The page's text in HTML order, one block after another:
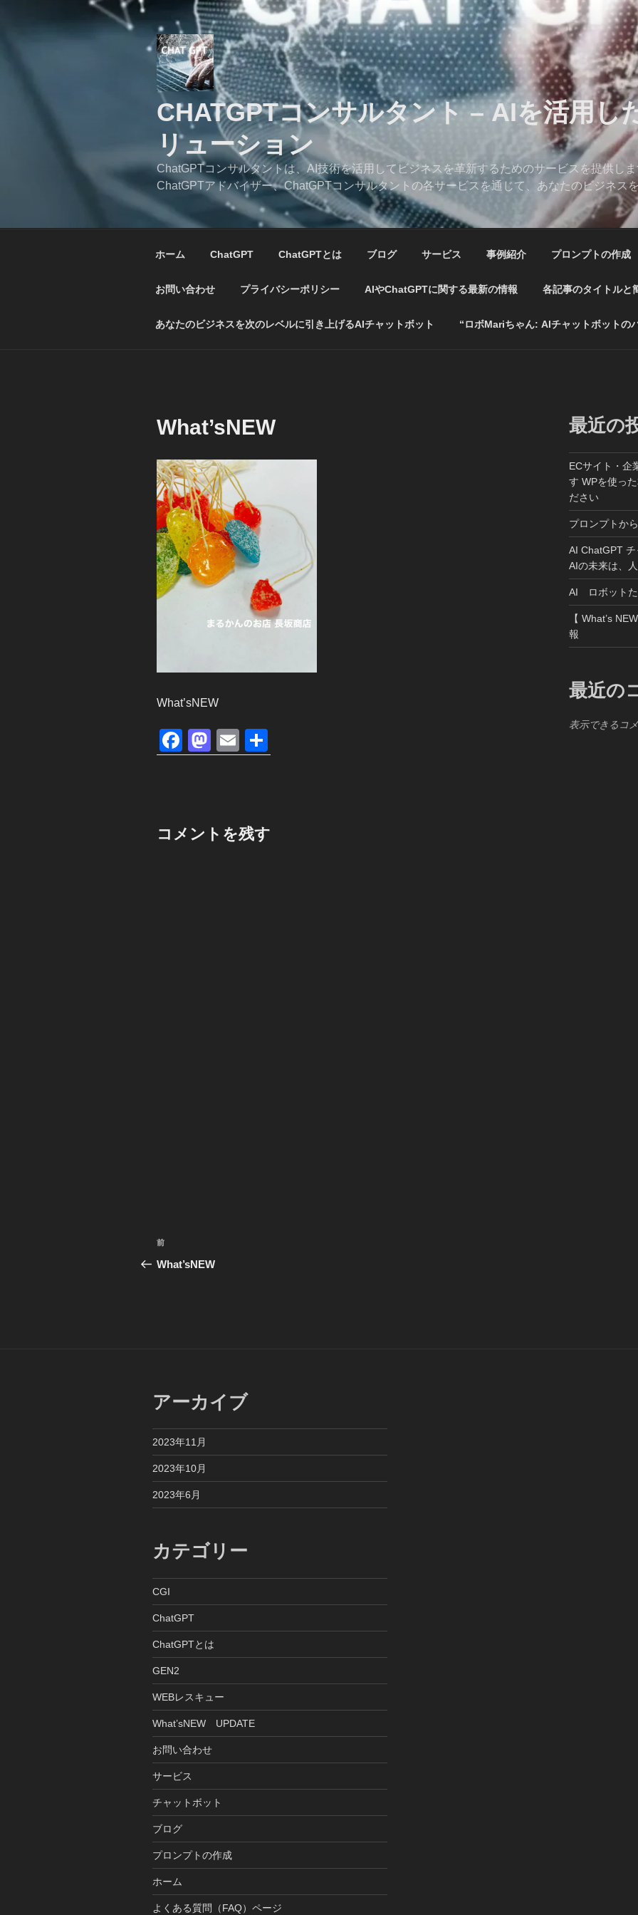
CHATGPTコンサルタント – AIを活用し
リューション
ChatGPTコンサルタントは、AI技術を活用してビジネスを革新するためのサービスを提供しま
ChatGPTアドバイザー、ChatGPTコンサルタントの各サービスを通じて、あなたのビジネス
ホーム ChatGPT ChatGPTとは ブログ サービス 事例紹介 プロンプトの作成
お問い合わせ プライバシーポリシー AIやChatGPTに関する最新の情報 各記事のタイトルと
あなたのビジネスを次のレベルに引き上げるAIチャットボット “ロボMariちゃん: AIチャットボットの
What’sNEW
What’sNEW
F
a
b
M
a
d
E
m 有
コメントを残す
投
稿
シ
ョ
ン
前
の
前
What’sNEW
最近の
ECサイト・企
す WPを使っ
ださい
プロンプトか
AI ChatGPT
AIの未来は、
AI ロボットた
【 What’s
報
最近の
表示できるコ
アーカイブ
2023年11月
2023年10月
2023年6月
カテゴリー
CGI
ChatGPT
ChatGPTとは
GEN2
WEBレスキュー
What’sNEW UPDATE
お問い合わせ
サービス
チャットボット
ブログ
プロンプトの作成
ホーム
よくある質問（FAQ）ページ